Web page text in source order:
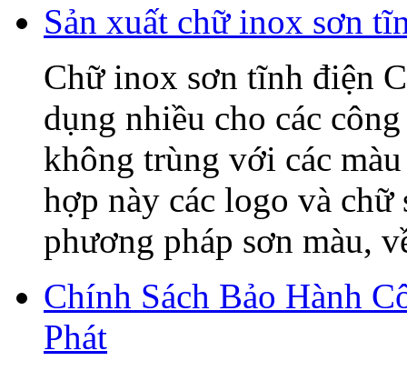
Sản xuất chữ inox sơn
Chữ inox sơn tĩnh điện
dụng nhiều cho các
không trùng với các
hợp này các logo và chữ
phương pháp sơn màu,
Chính Sách Bảo Hành
Phát